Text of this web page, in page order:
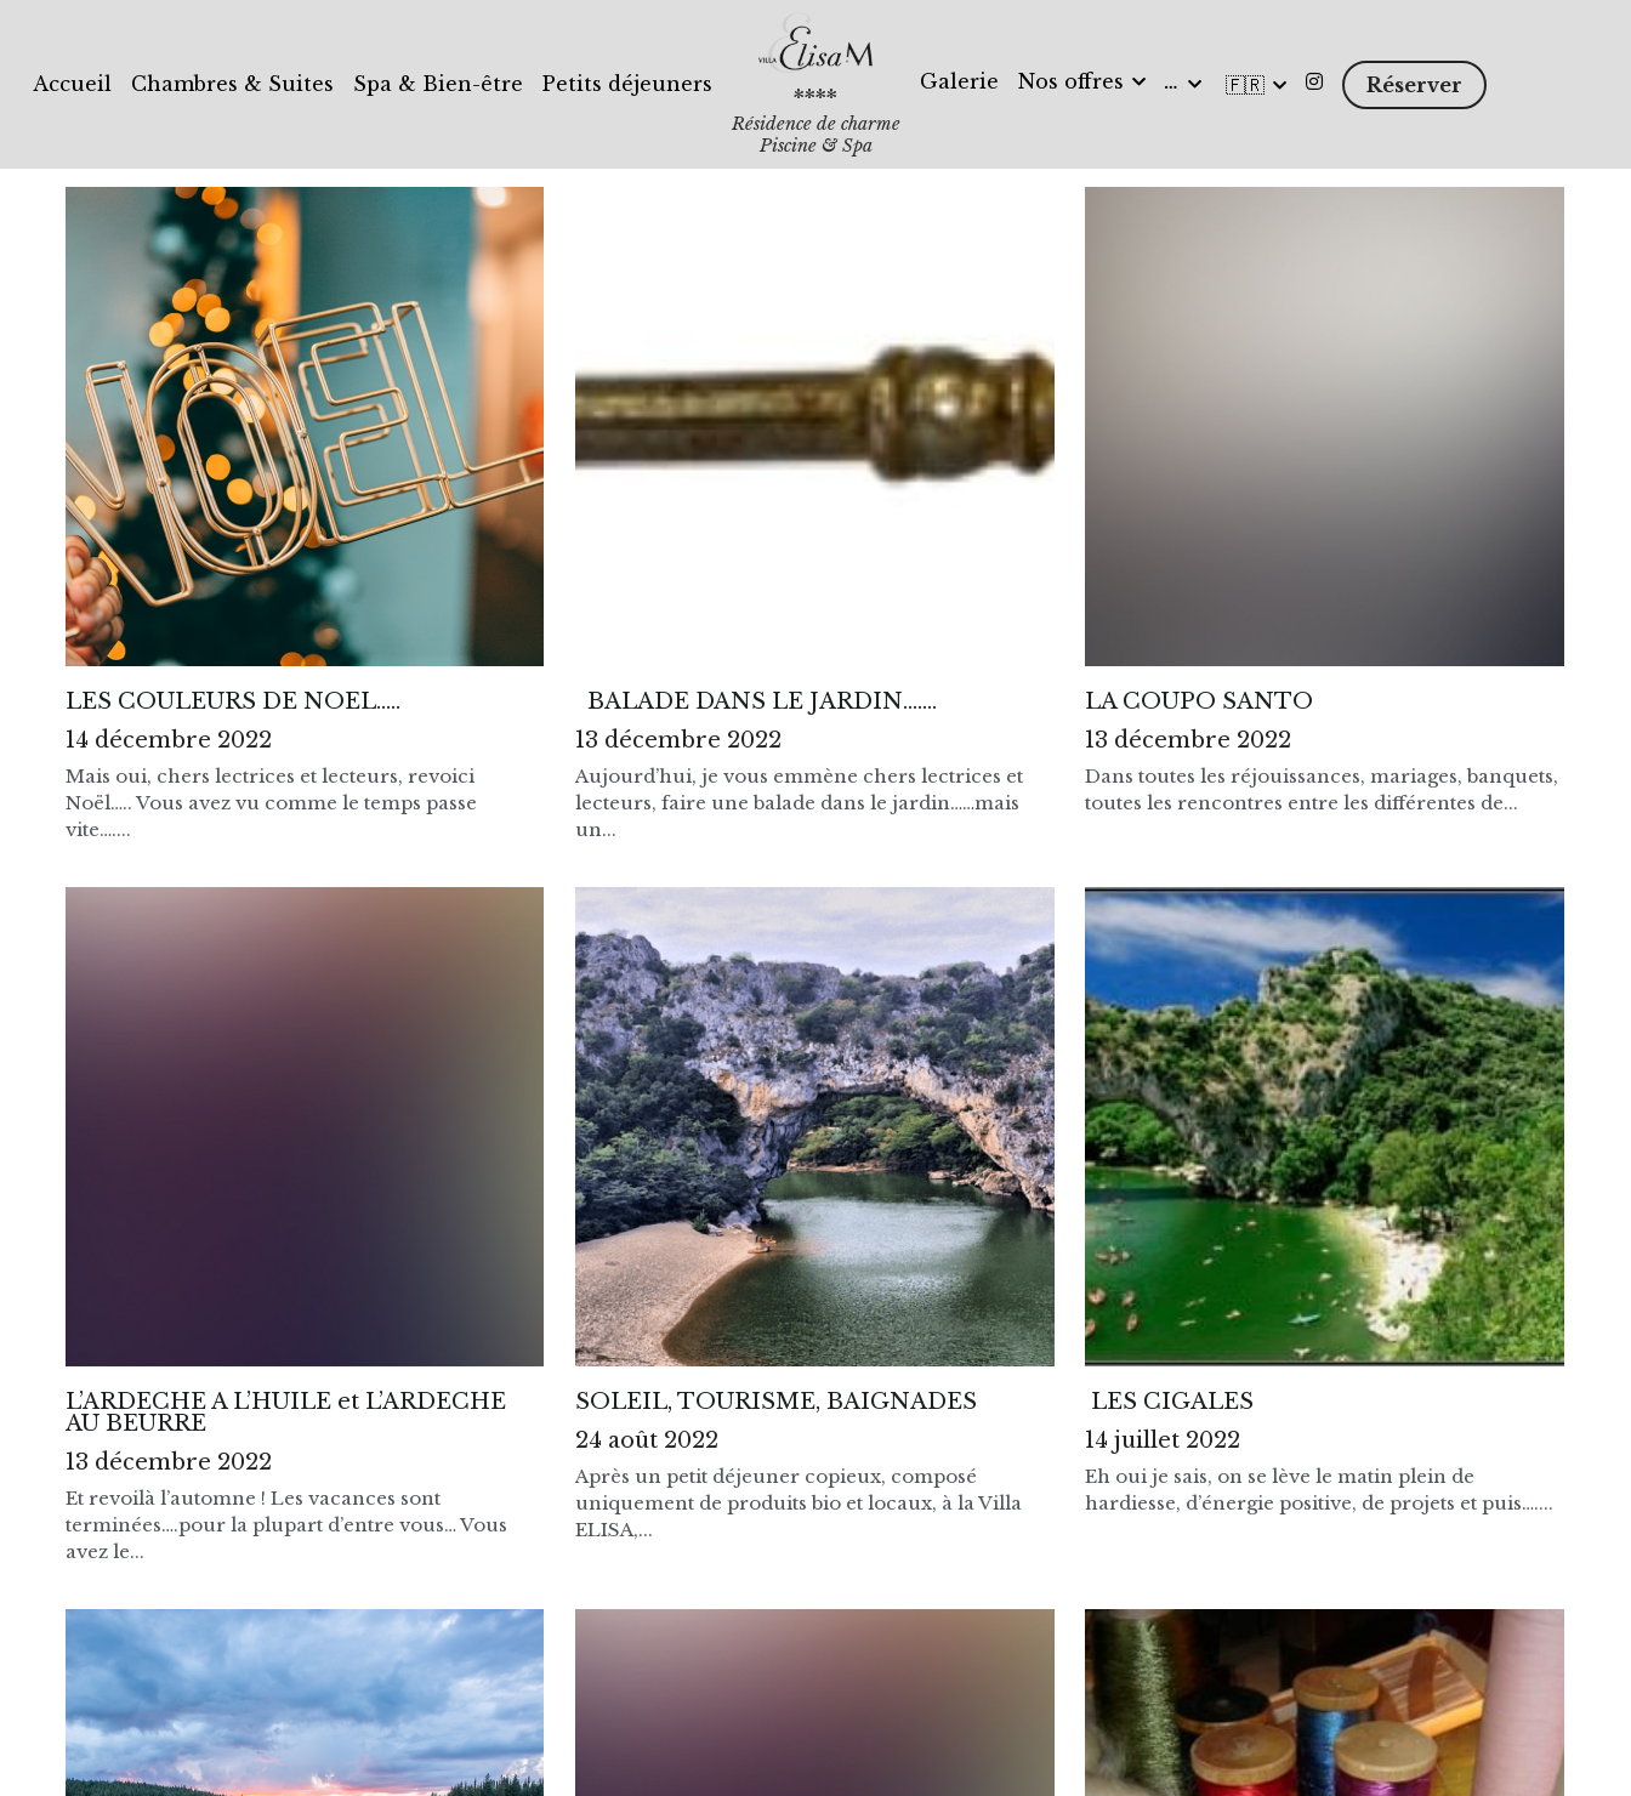
Accueil Chambres & Suites Spa & Bien-être Petits déjeuners
****
Résidence de charme
Piscine & Spa
Galerie Nos offres … 🇫🇷 Réserver
LES COULEURS DE NOEL…..
14 décembre 2022
Mais oui, chers lectrices et lecteurs, revoici
Noël….. Vous avez vu comme le temps passe
vite…....
BALADE DANS LE JARDIN…….
13 décembre 2022
Aujourd’hui, je vous emmène chers lectrices et
lecteurs, faire une balade dans le jardin……mais
un...
LA COUPO SANTO
13 décembre 2022
Dans toutes les réjouissances, mariages, banquets,
toutes les rencontres entre les différentes de...
L’ARDECHE A L’HUILE et L’ARDECHE
AU BEURRE
13 décembre 2022
Et revoilà l’automne ! Les vacances sont
terminées….pour la plupart d’entre vous… Vous
avez le...
SOLEIL, TOURISME, BAIGNADES
24 août 2022
Après un petit déjeuner copieux, composé
uniquement de produits bio et locaux, à la Villa
ELISA,...
LES CIGALES
14 juillet 2022
Eh oui je sais, on se lève le matin plein de
hardiesse, d’énergie positive, de projets et puis…....